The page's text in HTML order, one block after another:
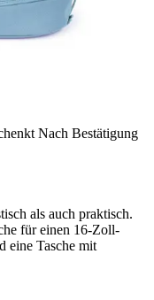
Nach Bestätigung
als auch praktisch.
für einen 16-Zoll-
eine Tasche mit